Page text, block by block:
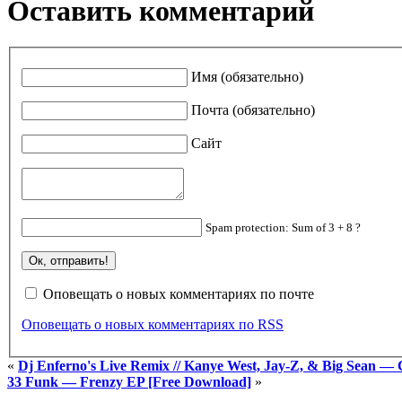
Оставить комментарий
Имя (обязательно)
Почта (обязательно)
Сайт
Spam protection: Sum of 3 + 8 ?
Оповещать о новых комментариях по почте
Оповещать о новых комментариях по RSS
« Dj Enferno's Live Remix // Kanye West, Jay-Z, & Big Sean —
33 Funk — Frenzy EP [Free Download] »